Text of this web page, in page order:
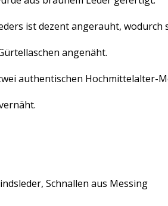
ist dezent angerauht,
angenäht.
authentischen Hochmittelalter-
Schnallen aus Messing